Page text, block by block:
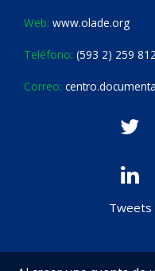
Web: www.olade.org
Teléfono: (593 2) 259
Correo:
Tweets